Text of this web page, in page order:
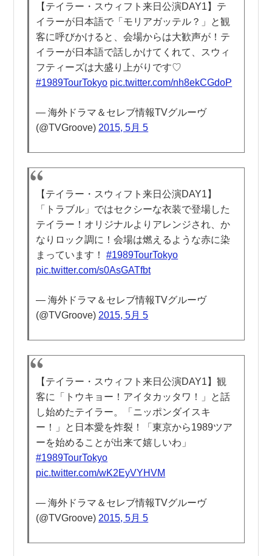
【テイラー・スウィフト来日公演DAY1】テ
イラーが日本語で「モリアガッテル？」と観
客に呼びかけると、会場からは大歓声が！テ
イラーが日本語で話しかけてくれて、スウィ
フティーズは大盛り上がりです♡
#1989TourTokyo pic.twitter.com/nh8ekCGdoP
— 海外ドラマ＆セレブ情報TVグルーヴ
(@TVGroove) 2015, 5月 5
【テイラー・スウィフト来日公演DAY1】
「トラブル」ではセクシーな衣装で登場した
テイラー！オリジナルよりアレンジされ、か
なりロック調に！会場は燃えるような赤に染
まっています！#1989TourTokyo
pic.twitter.com/s0AsGATfbt
— 海外ドラマ＆セレブ情報TVグルーヴ
(@TVGroove) 2015, 5月 5
【テイラー・スウィフト来日公演DAY1】観
客に「トウキョー！アイタカッタワ！」と話
し始めたテイラー。「ニッポンダイスキ
ー！」と日本愛を炸裂！「東京から1989ツア
ーを始めることが出来て嬉しいわ」
#1989TourTokyo
pic.twitter.com/wK2EyVYHVM
— 海外ドラマ＆セレブ情報TVグルーヴ
(@TVGroove) 2015, 5月 5